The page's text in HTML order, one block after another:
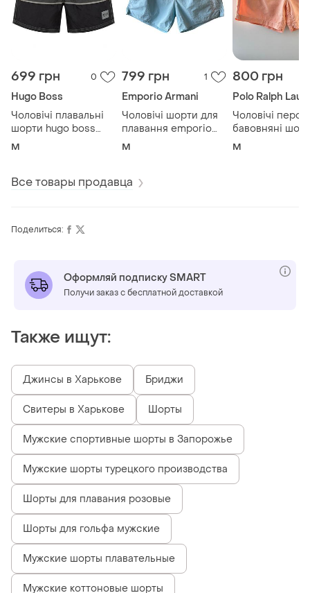
699 грн 0
Hugo Boss
Чоловічі плавальні
шорти hugo boss
butterflyfish bm (m)
M
799 грн 1
Emporio Armani
Чоловічі шорти для
плавання emporio
armani swimwear /
M
800 грн
Polo Ralph
Чоловічі
бавовняні
polo ralph
M
Все товары продавца
Поделиться:
Оформляй подписку SMART
Получи заказ с бесплатной доставкой
Также ищут:
Джинсы в Харькове Бриджи
Свитеры в Харькове Шорты
Мужские спортивные шорты в Запорожье
Мужские шорты турецкого производства
Шорты для плавания розовые
Шорты для гольфа мужские
Мужские шорты плавательные
Мужские коттоновые шорты